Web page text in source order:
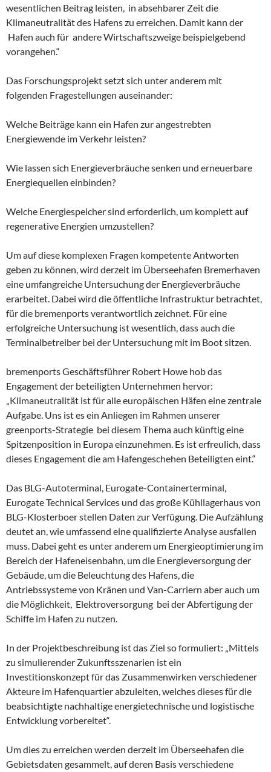
wesentlichen Beitrag leisten, in absehbarer Zeit die
Klimaneutralität des Hafens zu erreichen. Damit kann der
Hafen auch für andere Wirtschaftszweige beispielgebend
vorangehen.“
Das Forschungsprojekt setzt sich unter anderem mit
folgenden Fragestellungen auseinander:
Welche Beiträge kann ein Hafen zur angestrebten
Energiewende im Verkehr leisten?
Wie lassen sich Energieverbräuche senken und erneuerbare
Energiequellen einbinden?
Welche Energiespeicher sind erforderlich, um komplett auf
regenerative Energien umzustellen?
Um auf diese komplexen Fragen kompetente Antworten
geben zu können, wird derzeit im Überseehafen Bremerhaven
eine umfangreiche Untersuchung der Energieverbräuche
erarbeitet. Dabei wird die öffentliche Infrastruktur betrachtet,
für die bremenports verantwortlich zeichnet. Für eine
erfolgreiche Untersuchung ist wesentlich, dass auch die
Terminalbetreiber bei der Untersuchung mit im Boot sitzen.
bremenports Geschäftsführer Robert Howe hob das
Engagement der beteiligten Unternehmen hervor:
„Klimaneutralität ist für alle europäischen Häfen eine zentrale
Aufgabe. Uns ist es ein Anliegen im Rahmen unserer
greenports-Strategie bei diesem Thema auch künftig eine
Spitzenposition in Europa einzunehmen. Es ist erfreulich, dass
dieses Engagement die am Hafengeschehen Beteiligten eint.“
Das BLG-Autoterminal, Eurogate-Containerterminal,
Eurogate Technical Services und das große Kühllagerhaus von
BLG-Klosterboer stellen Daten zur Verfügung. Die Aufzählung
deutet an, wie umfassend eine qualifizierte Analyse ausfallen
muss. Dabei geht es unter anderem um Energieoptimierung im
Bereich der Hafeneisenbahn, um die Energieversorgung der
Gebäude, um die Beleuchtung des Hafens, die
Antriebssysteme von Kränen und Van-Carriern aber auch um
die Möglichkeit, Elektroversorgung bei der Abfertigung der
Schiffe im Hafen zu nutzen.
In der Projektbeschreibung ist das Ziel so formuliert: „Mittels
zu simulierender Zukunftsszenarien ist ein
Investitionskonzept für das Zusammenwirken verschiedener
Akteure im Hafenquartier abzuleiten, welches dieses für die
beabsichtigte nachhaltige energietechnische und logistische
Entwicklung vorbereitet“.
Um dies zu erreichen werden derzeit im Überseehafen die
Gebietsdaten gesammelt, auf deren Basis verschiedene